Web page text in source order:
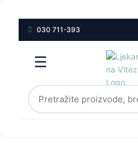
030 711-393
☰